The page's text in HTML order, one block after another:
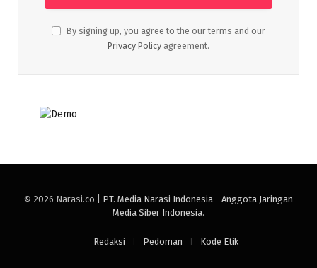
By signing up, you agree to the our terms and our
Privacy Policy agreement.
© 2026 Narasi.co | PT. Media Narasi Indonesia - Anggota Jaringan
Media Siber Indonesia.
Redaksi Pedoman Kode Etik